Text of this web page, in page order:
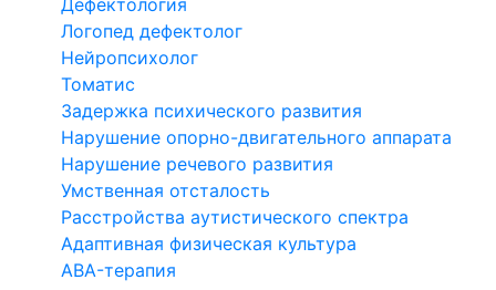
Дефектология
Логопед дефектолог
Нейропсихолог
Томатис
Задержка психического развития
Нарушение опорно-двигательного аппарата
Нарушение речевого развития
Умственная отсталость
Расстройства аутистического спектра
Адаптивная физическая культура
ABA-терапия